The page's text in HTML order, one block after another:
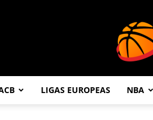
LIGAS EUROPEAS NBA